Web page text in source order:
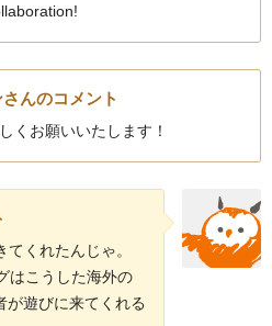
んのコメント
くお願いいたします！
くれたんじゃ。
はこうした海外の
が遊びに来てくれる